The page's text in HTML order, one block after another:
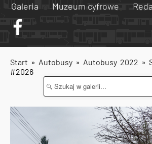
Galeria
Muzeum cyfrowe
Start » Autobusy » Autobusy 2022 »
#2026